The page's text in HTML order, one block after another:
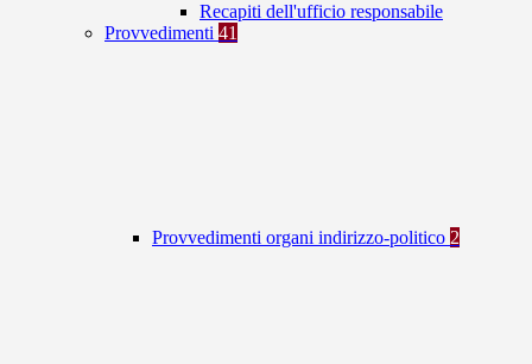
Recapiti dell'ufficio responsabile
Provvedimenti 41
Provvedimenti organi indirizzo-politico 2